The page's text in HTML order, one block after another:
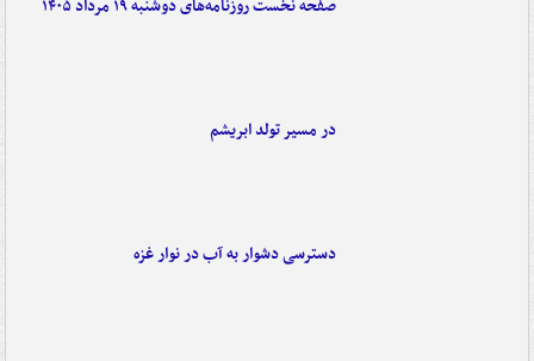
صفحه نخست روزنامه‌های دوشنبه ۱۹ مرداد ۱۴۰۵
در مسیر تولد ابریشم
دسترسی دشوار به آب در نوار غزه